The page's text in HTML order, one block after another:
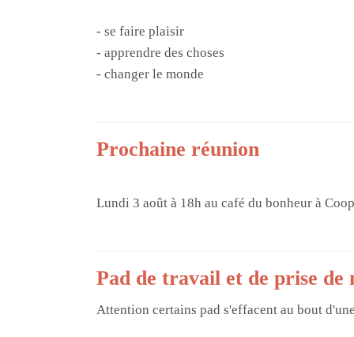
- se faire plaisir
- apprendre des choses
- changer le monde
Prochaine réunion
Lundi 3 août à 18h au café du bonheur à
Pad de travail et de prise de
Attention certains pad s'effacent au bout